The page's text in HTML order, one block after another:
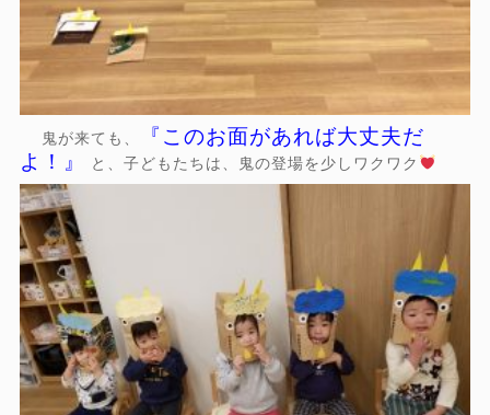
鬼が来ても、
『このお面があれば大丈夫だ
よ！』
と、子どもたちは、鬼の登場を少しワクワク